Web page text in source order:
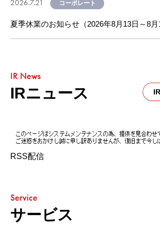
2026.7.21 コーポレート
夏季休業のお知らせ（2026年8月13日～8月
IR News
IRニュース
RSS配信
Service
サービス